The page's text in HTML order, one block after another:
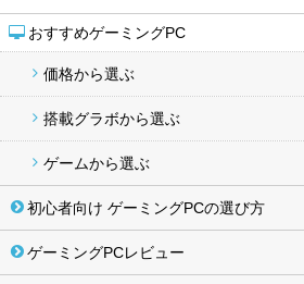
おすすめゲーミングPC
価格から選ぶ
搭載グラボから選ぶ
ゲームから選ぶ
初心者向け ゲーミングPCの選び方
ゲーミングPCレビュー